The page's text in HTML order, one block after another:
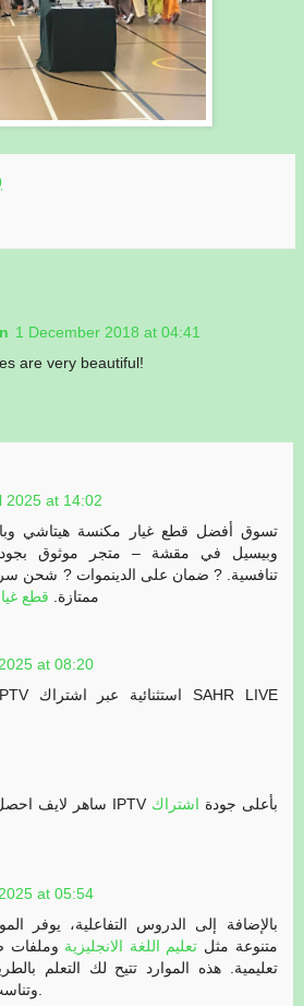
1 December 2018 at 04:41
are very beautiful!
2025 at 14:02
تسوق أفضل قطع غيار مكنسة هيتاشي
وبيسيل في مقشة – متجر موثوق بجودة
تنافسية. ? ضمان على الدينموات ? شحن
ممتازة. قطع
at 08:20
استمتع بجودة IPTV استثنائية عبر اشتراك SAHR LIVE
ساهر لايف احصل على اشتراكات IPTV بأعلى جودة اشتراك
at 05:54
بالإضافة إلى الدروس التفاعلية، يوفر
متنوعة مثل تعليم اللغة الانجليزية وملفات
تعليمية. هذه الموارد تتيح لك التعلم